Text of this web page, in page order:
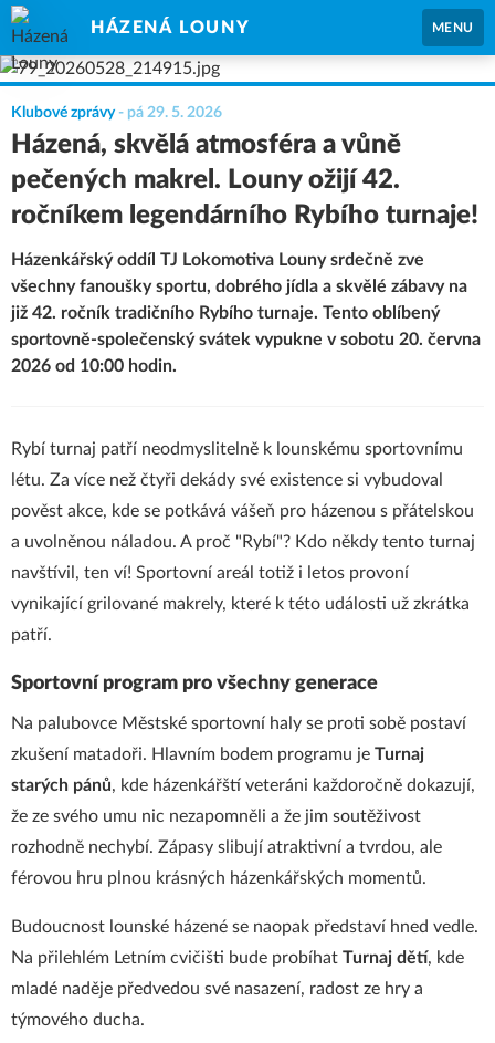
HÁZENÁ LOUNY MENU
Klubové zprávy- pá 29. 5. 2026
Házená, skvělá atmosféra a vůně
pečených makrel. Louny ožijí 42.
ročníkem legendárního Rybího turnaje!
Házenkářský oddíl TJ Lokomotiva Louny srdečně zve
všechny fanoušky sportu, dobrého jídla a skvělé zábavy na
již 42. ročník tradičního Rybího turnaje. Tento oblíbený
sportovně-společenský svátek vypukne v sobotu 20. června
2026 od 10:00 hodin.
Rybí turnaj patří neodmyslitelně k lounskému sportovnímu
létu. Za více než čtyři dekády své existence si vybudoval
pověst akce, kde se potkává vášeň pro házenou s přátelskou
a uvolněnou náladou. A proč "Rybí"? Kdo někdy tento turnaj
navštívil, ten ví! Sportovní areál totiž i letos provoní
vynikající grilované makrely, které k této události už zkrátka
patří.
Sportovní program pro všechny generace
Na palubovce Městské sportovní haly se proti sobě postaví
zkušení matadoři. Hlavním bodem programu je Turnaj
starých pánů, kde házenkářští veteráni každoročně dokazují,
že ze svého umu nic nezapomněli a že jim soutěživost
rozhodně nechybí. Zápasy slibují atraktivní a tvrdou, ale
férovou hru plnou krásných házenkářských momentů.
Budoucnost lounské házené se naopak představí hned vedle.
Na přilehlém Letním cvičišti bude probíhat Turnaj dětí, kde
mladé naděje předvedou své nasazení, radost ze hry a
týmového ducha.